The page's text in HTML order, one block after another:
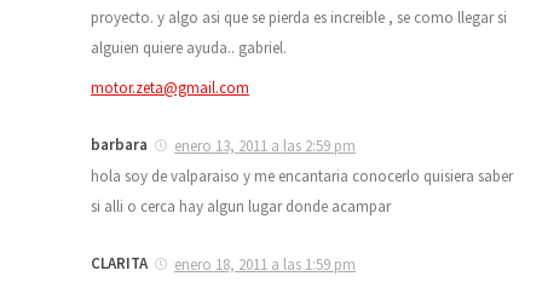
proyecto. y algo asi que se pierda es increible , se como llegar si
alguien quiere ayuda.. gabriel.
motor.zeta@gmail.com
barbara
enero 13, 2011 a las 2:59 pm
hola soy de valparaiso y me encantaria conocerlo quisiera saber
si alli o cerca hay algun lugar donde acampar
CLARITA
enero 18, 2011 a las 1:59 pm